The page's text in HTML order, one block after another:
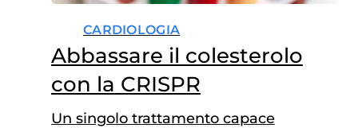
CARDIOLOGIA
Abbassare il colesterolo
con la CRISPR
Un singolo trattamento capace